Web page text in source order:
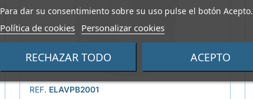
Para dar su consentimiento sobre su uso pulse el botón Acepto.
Política de cookies Personalizar cookies
RECHAZAR TODO ACEPTO
REF. ELAVPB2001